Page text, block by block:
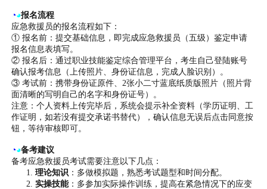
◔◕报名流程
应急救援员的报名流程如下：
① 报名前：提交基础信息，即完成应急救援员（五级）鉴定申请
报名信息表填写。
② 报名后：通过职业技能鉴定综合管理平台，考生自己登陆账号
确认报考信息（上传照片、身份证信息，完成人脸识别）。
③ 考试前：携带身份证原件、2张小二寸蓝底纸质版照片（照片背
面清晰的写明自己的名字和身份证号）。
注意：个人资料上传完毕后，系统会提示补全资料（学历证明、工
作证明，如若没有提交承诺书替代），确认信息无误后点击同意按
钮，等待审核即可。
◔◕备考建议
备考应急救援员考试需要注意以下几点：
理论知识 ：多做模拟题，熟悉考试题型和时间分配。
实操技能：多参加实际操作训练，提高在紧急情况下的应变